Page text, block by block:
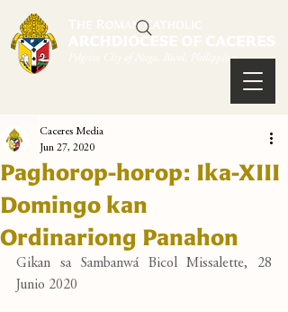
Paghorop-horop: Ika-XIII
Domingo kan
Ordinariong Panahon
Caceres Media
Jun 27, 2020
Gikan sa Sambanwá Bicol Missalette, 28
Junio 2020